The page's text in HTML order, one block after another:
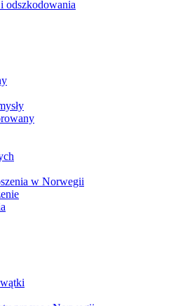
odszkodowania
w Norwegii